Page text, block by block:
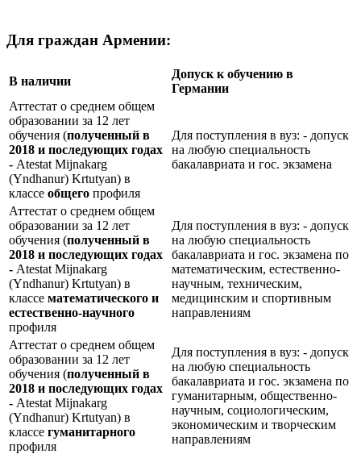
Для граждан Армении:
В наличии
Допуск к обучению в
Германии
Аттестат о среднем общем
образовании за 12 лет
обучения (полученный в
2018 и последующих годах
- Atestat Mijnakarg
(Yndhanur) Krtutyan) в
классе общего профиля
Для поступления в вуз: - допуск
на любую специальность
бакалавриата и гос. экзамена
Аттестат о среднем общем
образовании за 12 лет
обучения (полученный в
2018 и последующих годах
- Atestat Mijnakarg
(Yndhanur) Krtutyan) в
классе математического и
естественно-научного
профиля
Для поступления в вуз: - допуск
на любую специальность
бакалавриата и гос. экзамена по
математическим, естественно-
научным, техническим,
медицинским и спортивным
направлениям
Аттестат о среднем общем
образовании за 12 лет
обучения (полученный в
2018 и последующих годах
- Atestat Mijnakarg
(Yndhanur) Krtutyan) в
классе гуманитарного
профиля
Для поступления в вуз: - допуск
на любую специальность
бакалавриата и гос. экзамена по
гуманитарным, общественно-
научным, социологическим,
экономическим и творческим
направлениям